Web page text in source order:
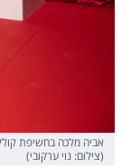
(צילום: נוי ערקובי)